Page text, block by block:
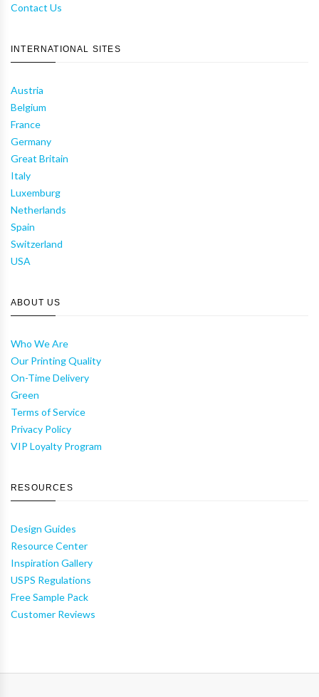
Contact Us
INTERNATIONAL SITES
Austria
Belgium
France
Germany
Great Britain
Italy
Luxemburg
Netherlands
Spain
Switzerland
USA
ABOUT US
Who We Are
Our Printing Quality
On-Time Delivery
Green
Terms of Service
Privacy Policy
VIP Loyalty Program
RESOURCES
Design Guides
Resource Center
Inspiration Gallery
USPS Regulations
Free Sample Pack
Customer Reviews